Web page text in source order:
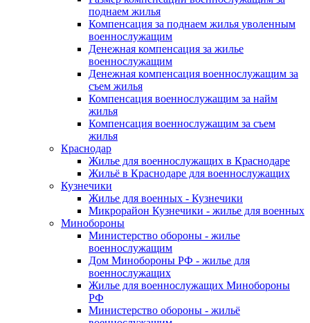
поднаем жилья
Компенсация за поднаем жилья уволенным
военнослужащим
Денежная компенсация за жилье
военнослужащим
Денежная компенсация военнослужащим за
съем жилья
Компенсация военнослужащим за найм
жилья
Компенсация военнослужащим за съем
жилья
Краснодар
Жилье для военнослужащих в Краснодаре
Жильё в Краснодаре для военнослужащих
Кузнечики
Жилье для военных - Кузнечики
Микрорайон Кузнечики - жилье для военных
Минобороны
Министерство обороны - жилье
военнослужащим
Дом Минобороны РФ - жилье для
военнослужащих
Жилье для военнослужащих Минобороны
РФ
Министерство обороны - жильё